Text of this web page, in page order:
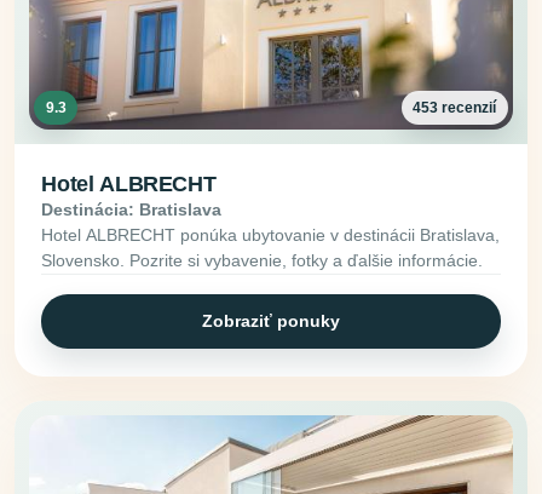
9.3 453 recenzií
Hotel ALBRECHT
Destinácia: Bratislava
Hotel ALBRECHT ponúka ubytovanie v destinácii Bratislava,
Slovensko. Pozrite si vybavenie, fotky a ďalšie informácie.
Zobraziť ponuky